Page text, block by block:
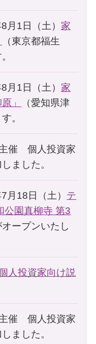
1日（土） 家
（東京都福生
1日（土） 家
」
（愛知県津
。
催 個人投資家
ました。
18日（土） テ
公園真柳寺 第3
オープンいたし
人投資家向け説
催 個人投資家
ました。